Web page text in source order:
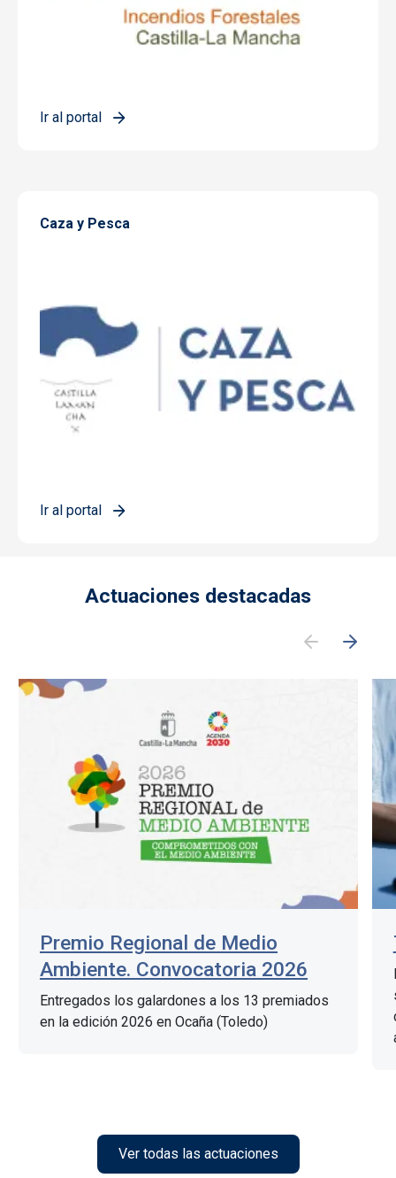
Ir al portal
Caza y Pesca
Ir al portal
Actuaciones destacadas
Premio Regional de Medio
Ambiente. Convocatoria 2026
Entregados los galardones a los 13 premiados
en la edición 2026 en Ocaña (Toledo)
Ver todas las actuaciones